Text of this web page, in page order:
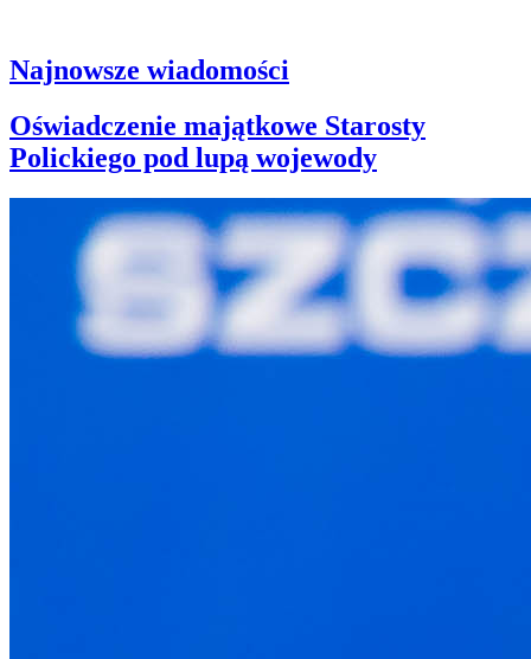
Najnowsze wiadomości
Oświadczenie majątkowe Starosty
Polickiego pod lupą wojewody